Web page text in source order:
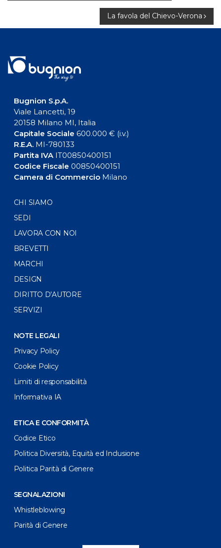
La favola del Chievo-Verona
Bugnion S.p.A.
Viale Lancetti, 19
20158 Milano MI, Italia
Capitale Sociale 600.000 € (i.v.)
R.E.A.MI-780133
Partita IVAIT00850400151
Codice Fiscale 00850400151
Camera di CommercioMilano
CHI SIAMO
SEDI
LAVORA CON NOI
BREVETTI
MARCHI
DESIGN
DIRITTO D’AUTORE
SERVIZI
NOTE LEGALI
Privacy Policy
Cookie Policy
Limiti di responsabilità
Informativa IA
ETICA E CONFORMITÀ
Codice Etico
Politica Diversità, Equità ed Inclusione
Politica Parità di Genere
SEGNALAZIONI
Whistleblowing
Parità di Genere